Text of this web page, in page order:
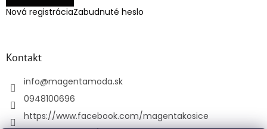
Nová registráciaZabudnuté heslo
Kontakt
info@magentamoda.sk
0948100696
https://www.facebook.com/magentakosice